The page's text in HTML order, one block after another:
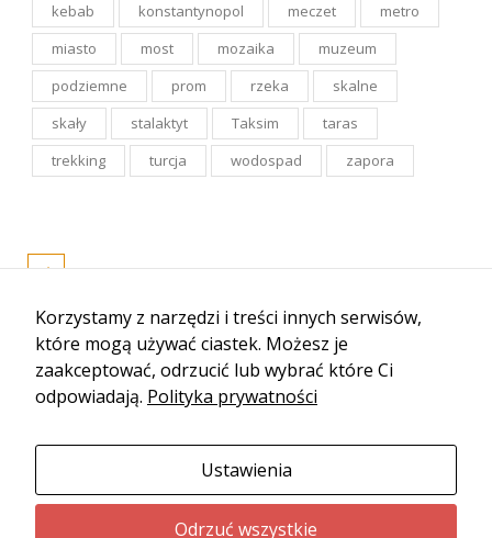
kebab
konstantynopol meczet
metro
miasto
most mozaika
muzeum
podziemne
prom rzeka
skalne
skały
stalaktyt Taksim
taras
trekking
turcja wodospad zapora
Korzystamy z narzędzi i treści innych serwisów,
które mogą używać ciastek. Możesz je
zaakceptować, odrzucić lub wybrać które Ci
odpowiadają. Polityka prywatności
Ustawienia
Odrzuć wszystkie